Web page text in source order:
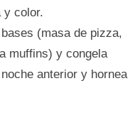
y color.
(masa de pizza,
muffins) y congela
anterior y hornea